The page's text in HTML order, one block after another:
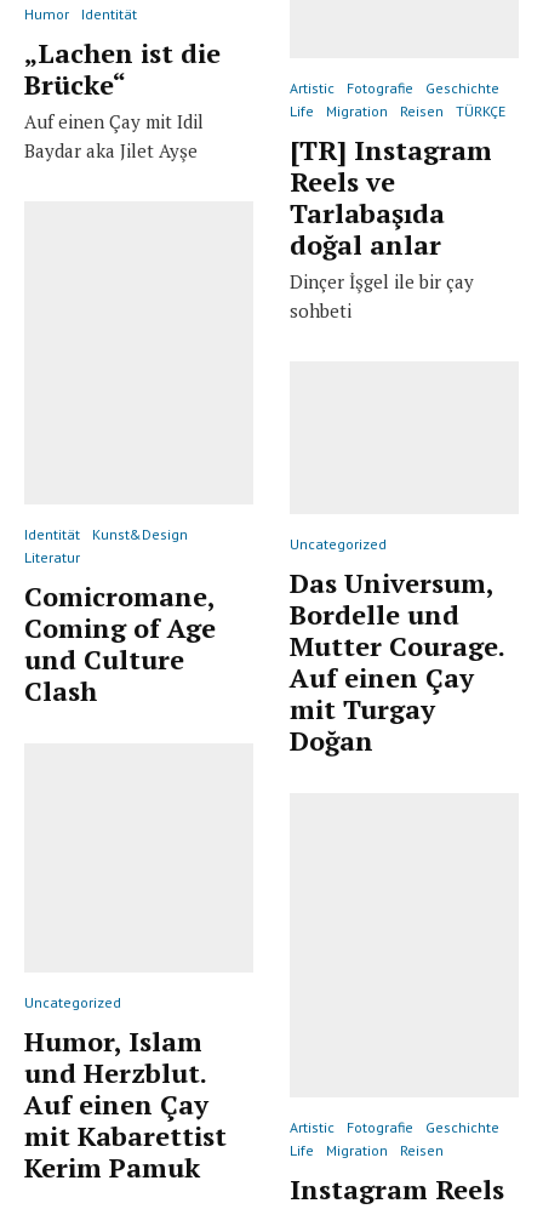
Humor Identität
„Lachen ist die
Brücke“
Auf einen Çay mit Idil
Baydar aka Jilet Ayşe
Identität
Kunst&Design
Literatur
Comicromane,
Coming of Age
und Culture
Clash
Uncategorized
Humor, Islam
und Herzblut.
Auf einen Çay
mit Kabarettist
Kerim Pamuk
Artistic Fotografie
Geschichte
Life
Migration Reisen TÜRKÇE
[TR] Instagram
Reels ve
Tarlabaşıda
doğal anlar
Dinçer İşgel ile bir çay
sohbeti
Uncategorized
Das Universum,
Bordelle und
Mutter Courage.
Auf einen Çay
mit Turgay
Doğan
Artistic Fotografie
Geschichte
Life
Migration Reisen
Instagram Reels